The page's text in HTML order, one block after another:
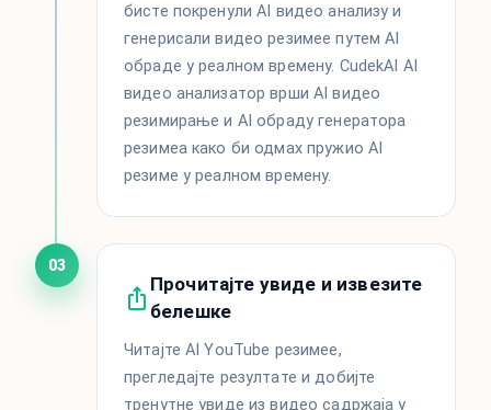
бисте покренули AI видео анализу и
генерисали видео резимее путем AI
обраде у реалном времену. CudekAI AI
видео анализатор врши AI видео
резимирање и AI обраду генератора
резимеа како би одмах пружио AI
резиме у реалном времену.
03
Прочитајте увиде и извезите
белешке
Читајте AI YouTube резимее,
прегледајте резултате и добијте
тренутне увиде из видео садржаја у